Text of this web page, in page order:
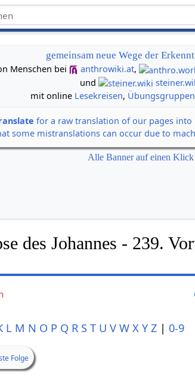
gemeinsam neue Wege der
Menschen bei
anthrowiki.at,
und
mit online Lesekreisen, Übungsgruppen
for a raw translation of our pages into
some mistranslations can occur due to
Alle Banner auf einen Klick
des Johannes - 239.
L M N O P Q R S T U V W X Y Z | 0-9
Folge